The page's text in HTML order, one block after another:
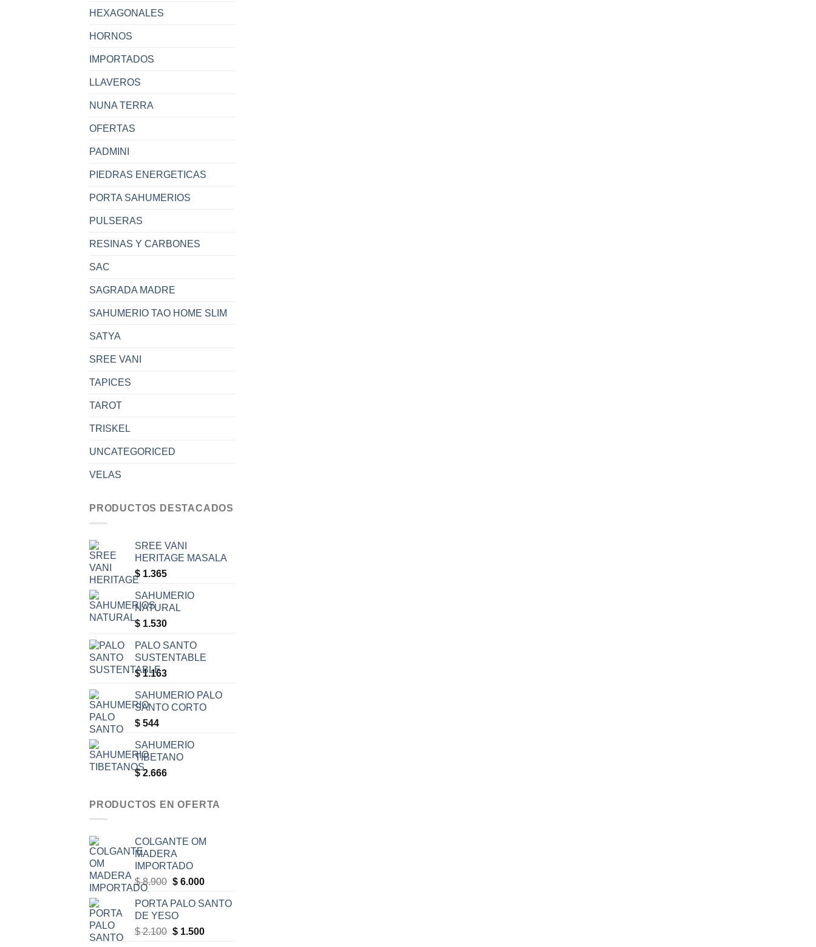
HEXAGONALES
HORNOS
IMPORTADOS
LLAVEROS
NUNA TERRA
OFERTAS
PADMINI
PIEDRAS ENERGETICAS
PORTA SAHUMERIOS
PULSERAS
RESINAS Y CARBONES
SAC
SAGRADA MADRE
SAHUMERIO TAO HOME SLIM
SATYA
SREE VANI
TAPICES
TAROT
TRISKEL
UNCATEGORICED
VELAS
PRODUCTOS DESTACADOS
SREE VANI
HERITAGE MASALA
$ 1.365
SAHUMERIO
NATURAL
$ 1.530
PALO SANTO
SUSTENTABLE
$1.163
SAHUMERIO PALO
SANTO CORTO
$ 544
SAHUMERIO
TIBETANO
$2.666
PRODUCTOS EN OFERTA
COLGANTE OM
MADERA
IMPORTADO
$8.900 Original
was:
$ 8.900.
$6.000Current
is:
PORTA PALO SANTO
DE YESO
$2.100 Original
$1.500Current